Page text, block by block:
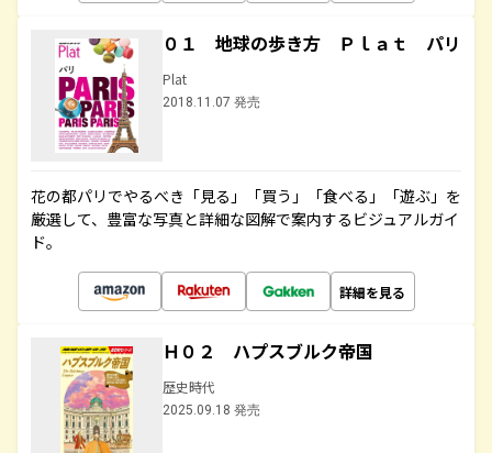
０１ 地球の歩き方 Ｐｌａｔ パリ
Plat
2018.11.07 発売
花の都パリでやるべき「見る」「買う」「食べる」「遊ぶ」を
厳選して、豊富な写真と詳細な図解で案内するビジュアルガイ
ド。
詳細を見る
Ｈ０２ ハプスブルク帝国
歴史時代
2025.09.18 発売